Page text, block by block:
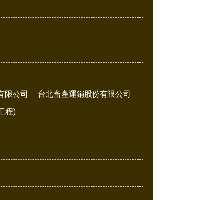
限公司 台北畜產運銷股份有限公司
程)